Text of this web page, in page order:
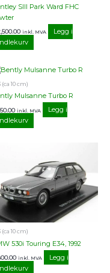
SIII Park Ward FHC
inkl. MVA
Legg i
(ca 10 cm)
Mulsanne Turbo R
inkl. MVA
Legg i
(ca 10 cm)
530i Touring E34, 1992
inkl. MVA
Legg i